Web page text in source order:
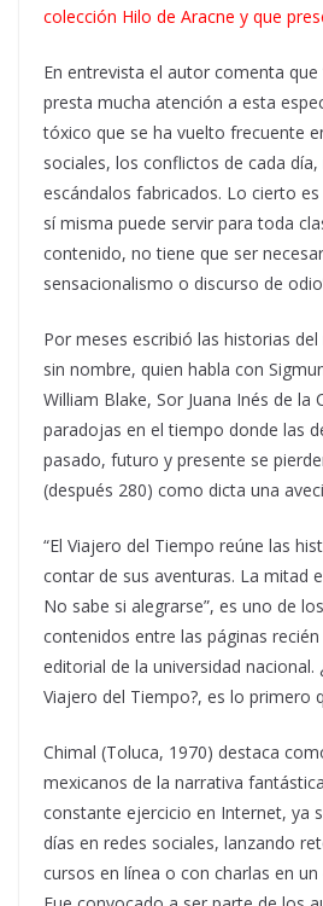
colección Hilo de Aracne y que
En entrevista el autor comenta que
presta mucha atención a esta
tóxico que se ha vuelto frecuente
sociales, los conflictos de cada día,
escándalos fabricados. Lo cierto
sí misma puede servir para toda
contenido, no tiene que ser
sensacionalismo o discurso de
Por meses escribió las historias
sin nombre, quien habla con
William Blake, Sor Juana Inés de la
paradojas en el tiempo donde las
pasado, futuro y presente se
(después 280) como dicta una
“El Viajero del Tiempo reúne las
contar de sus aventuras. La mitad
No sabe si alegrarse”, es uno de
contenidos entre las páginas
editorial de la universidad nacional.
Viajero del Tiempo?, es lo primero
Chimal (Toluca, 1970) destaca
mexicanos de la narrativa
constante ejercicio en Internet, ya
días en redes sociales, lanzando
cursos en línea o con charlas en un